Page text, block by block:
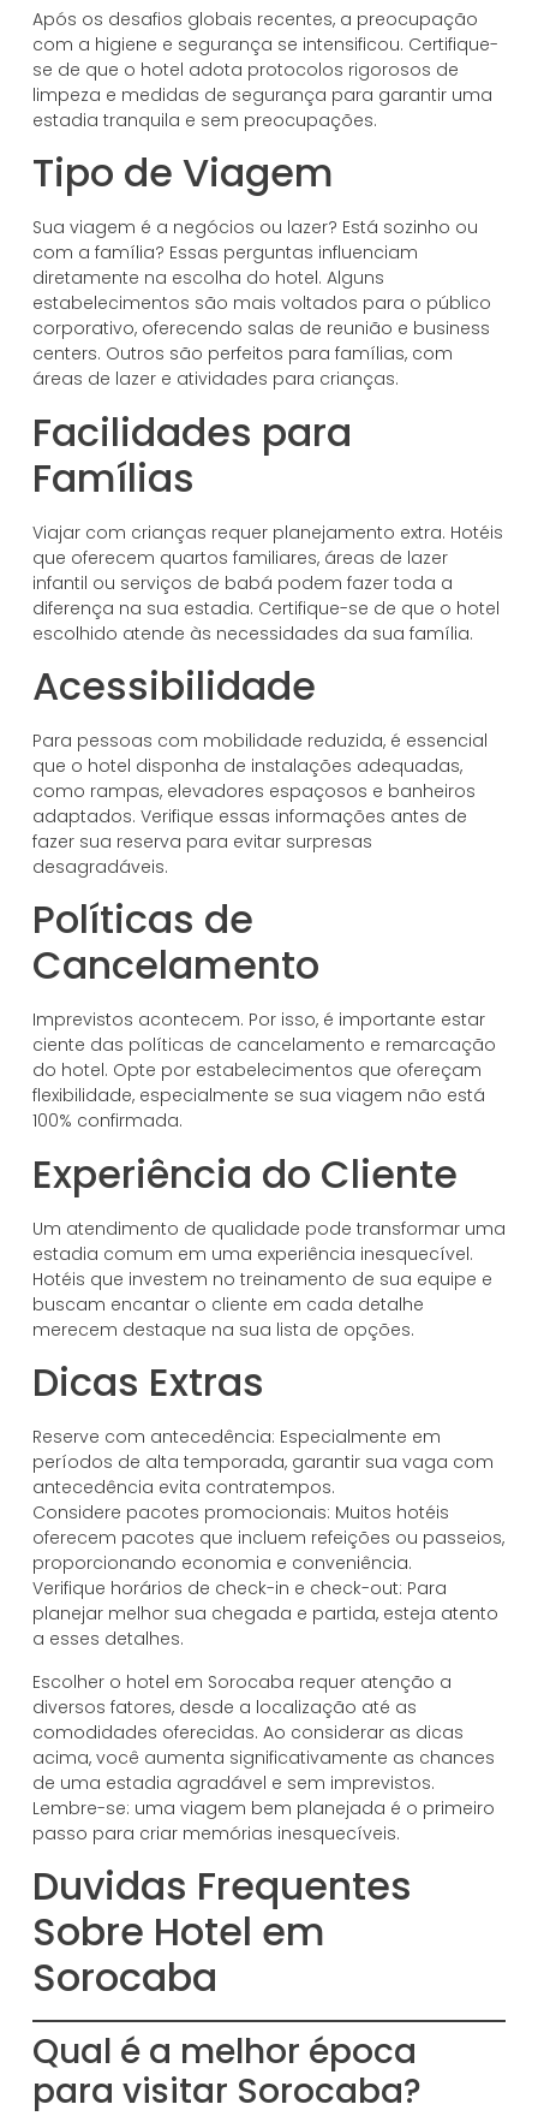
Após os desafios globais recentes, a preocupação
com a higiene e segurança se intensificou. Certifique-
se de que o hotel adota protocolos rigorosos de
limpeza e medidas de segurança para garantir uma
estadia tranquila e sem preocupações.
Tipo de Viagem
Sua viagem é a negócios ou lazer? Está sozinho ou
com a família? Essas perguntas influenciam
diretamente na escolha do hotel. Alguns
estabelecimentos são mais voltados para o público
corporativo, oferecendo salas de reunião e business
centers. Outros são perfeitos para famílias, com
áreas de lazer e atividades para crianças.
Facilidades para
Famílias
Viajar com crianças requer planejamento extra. Hotéis
que oferecem quartos familiares, áreas de lazer
infantil ou serviços de babá podem fazer toda a
diferença na sua estadia. Certifique-se de que o hotel
escolhido atende às necessidades da sua família.
Acessibilidade
Para pessoas com mobilidade reduzida, é essencial
que o hotel disponha de instalações adequadas,
como rampas, elevadores espaçosos e banheiros
adaptados. Verifique essas informações antes de
fazer sua reserva para evitar surpresas
desagradáveis.
Políticas de
Cancelamento
Imprevistos acontecem. Por isso, é importante estar
ciente das políticas de cancelamento e remarcação
do hotel. Opte por estabelecimentos que ofereçam
flexibilidade, especialmente se sua viagem não está
100% confirmada.
Experiência do Cliente
Um atendimento de qualidade pode transformar uma
estadia comum em uma experiência inesquecível.
Hotéis que investem no treinamento de sua equipe e
buscam encantar o cliente em cada detalhe
merecem destaque na sua lista de opções.
Dicas Extras
Reserve com antecedência: Especialmente em
períodos de alta temporada, garantir sua vaga com
antecedência evita contratempos.
Considere pacotes promocionais: Muitos hotéis
oferecem pacotes que incluem refeições ou passeios,
proporcionando economia e conveniência.
Verifique horários de check-in e check-out: Para
planejar melhor sua chegada e partida, esteja atento
a esses detalhes.
Escolher o hotel em Sorocaba requer atenção a
diversos fatores, desde a localização até as
comodidades oferecidas. Ao considerar as dicas
acima, você aumenta significativamente as chances
de uma estadia agradável e sem imprevistos.
Lembre-se: uma viagem bem planejada é o primeiro
passo para criar memórias inesquecíveis.
Duvidas Frequentes
Sobre Hotel em
Sorocaba
Qual é a melhor época
para visitar Sorocaba?